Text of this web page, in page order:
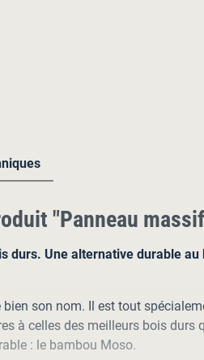
"Panneau
durs. Une alternative durable
bien son nom. Il est tout
à celles des meilleurs bois durs
: le bambou Moso.